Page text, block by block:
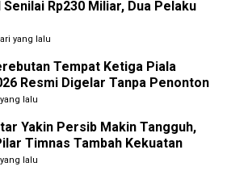
Rp230 Miliar, Dua Pelaku
yang lalu
Tempat Ketiga Piala
Resmi Digelar Tanpa Penonton
lalu
Yakin Persib Makin Tangguh,
Timnas Tambah Kekuatan
lalu